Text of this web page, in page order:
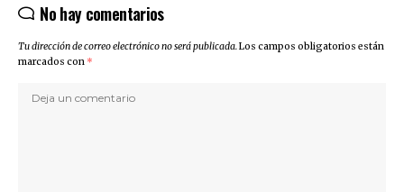
No hay comentarios
Tu dirección de correo electrónico no será publicada.Los campos obligatorios están
marcados con *